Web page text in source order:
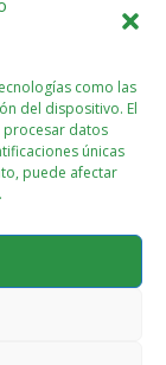
como las
del dispositivo. El
procesar datos
únicas
puede afectar